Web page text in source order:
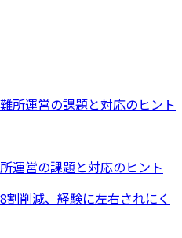
運営の課題と対応のヒント